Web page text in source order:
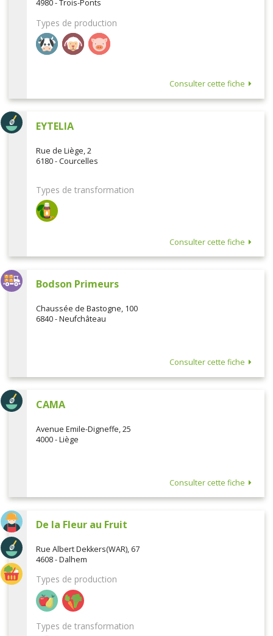
4980 - Trois-Ponts
Types de production
Consulter cette fiche
EYTELIA
Rue de Liège, 2
6180 - Courcelles
Types de transformation
Consulter cette fiche
Bodson Primeurs
Chaussée de Bastogne, 100
6840 - Neufchâteau
Consulter cette fiche
CAMA
Avenue Emile-Digneffe, 25
4000 - Liège
Consulter cette fiche
De la Fleur au Fruit
Rue Albert Dekkers(WAR), 67
4608 - Dalhem
Types de production
Types de transformation